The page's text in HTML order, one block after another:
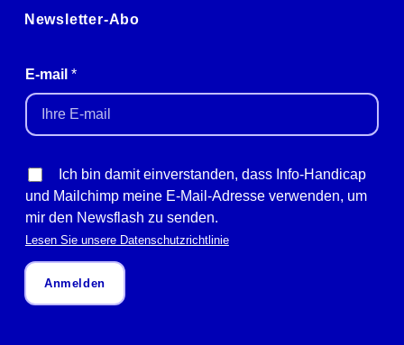
Newsletter-Abo
E-mail *
Ich bin damit einverstanden, dass Info-Handicap
und Mailchimp meine E-Mail-Adresse verwenden, um
mir den Newsflash zu senden.
Lesen Sie unsere Datenschutzrichtlinie
Anmelden